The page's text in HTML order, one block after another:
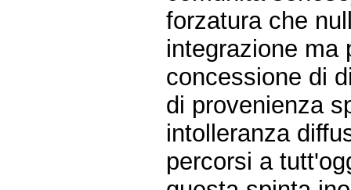
forzatura che
integrazione ma
concessione di
di provenienza
intolleranza
percorsi a